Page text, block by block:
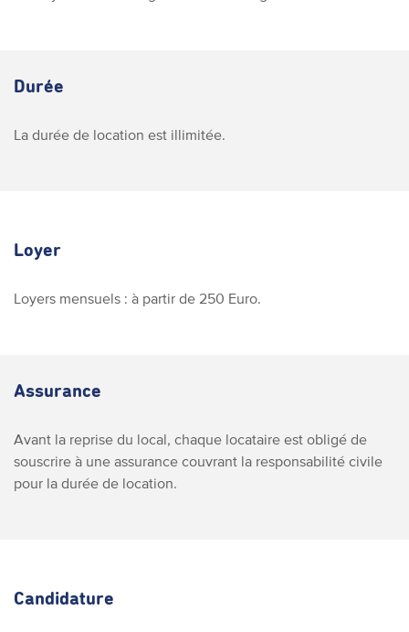
Durée
La durée de location est illimitée.
Loyer
Loyers mensuels : à partir de 250 Euro.
Assurance
Avant la reprise du local, chaque locataire est obligé de
souscrire à une assurance couvrant la responsabilité civile
pour la durée de location.
Candidature